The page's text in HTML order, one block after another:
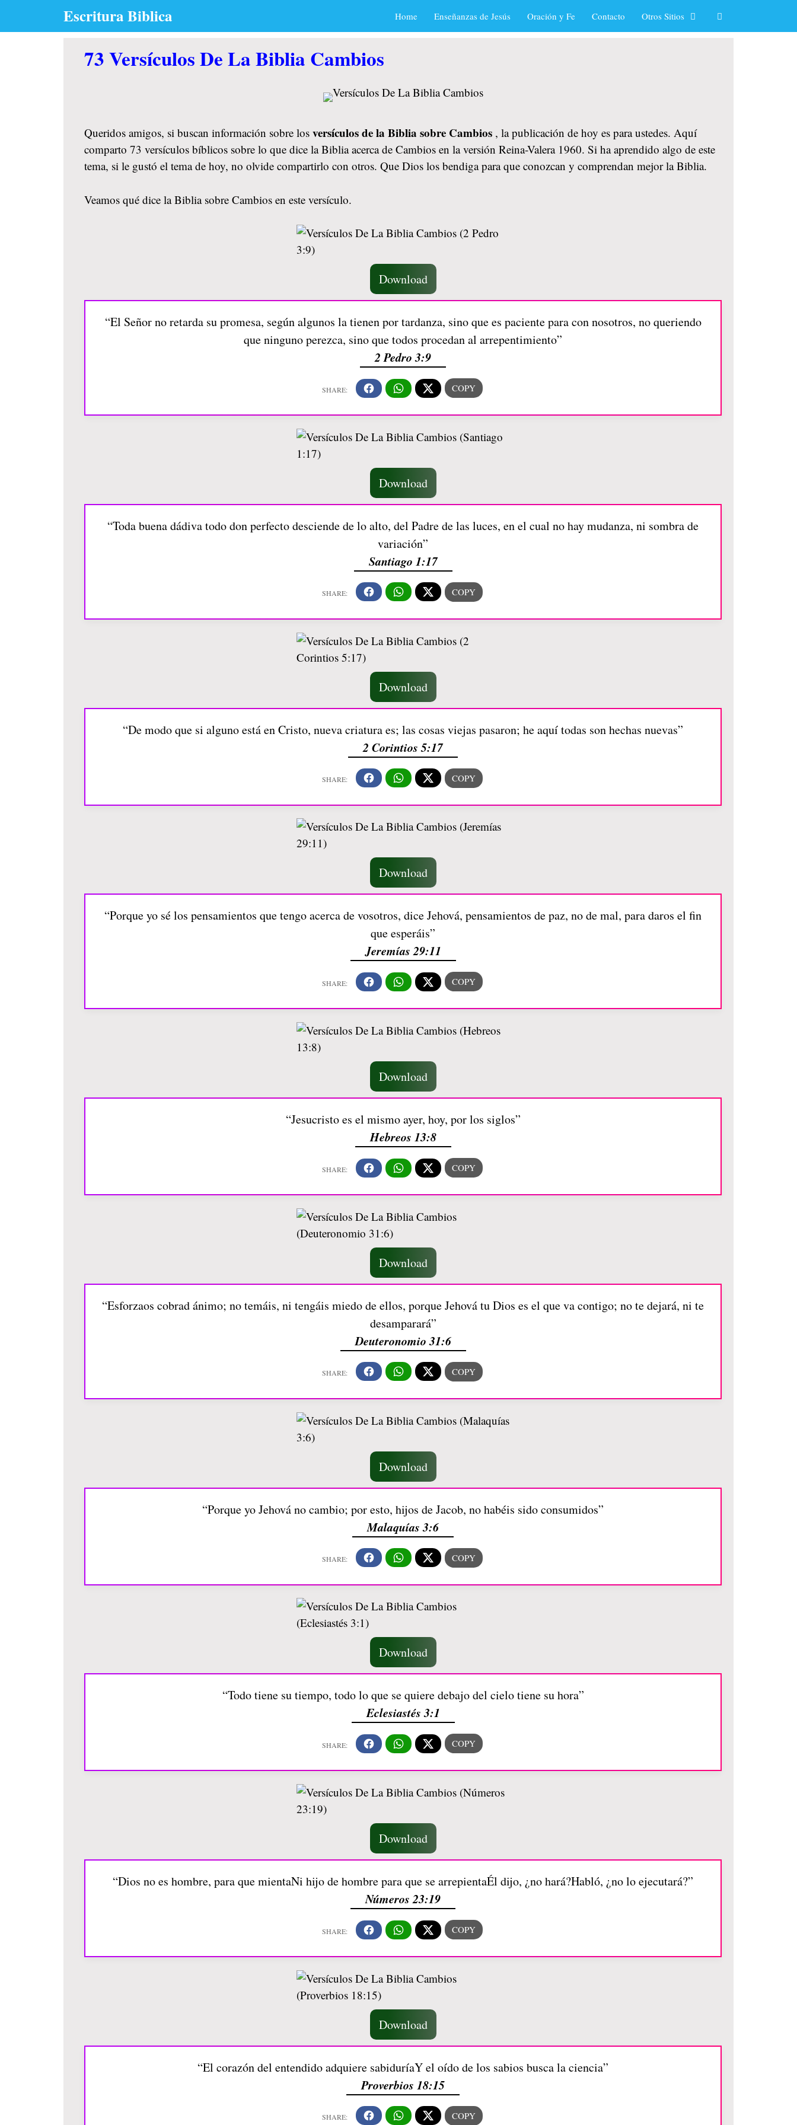
Escritura Biblica Home Enseñanzas de Jesús Oración y Fe Contacto Otros Sitios
73 Versículos De La Biblia Cambios
Queridos amigos, si buscan información sobre los versículos de la Biblia sobre Cambios , la publicación de hoy es para ustedes. Aquí
comparto 73 versículos bíblicos sobre lo que dice la Biblia acerca de Cambios en la versión Reina-Valera 1960. Si ha aprendido algo de este
tema, si le gustó el tema de hoy, no olvide compartirlo con otros. Que Dios los bendiga para que conozcan y comprendan mejor la Biblia.
Veamos qué dice la Biblia sobre Cambios en este versículo.
Download
“El Señor no retarda su promesa, según algunos la tienen por tardanza, sino que es paciente para con nosotros, no queriendo
que ninguno perezca, sino que todos procedan al arrepentimiento”
2 Pedro 3:9
Download
“Toda buena dádiva todo don perfecto desciende de lo alto, del Padre de las luces, en el cual no hay mudanza, ni sombra de
variación”
Santiago 1:17
Download
“De modo que si alguno está en Cristo, nueva criatura es; las cosas viejas pasaron; he aquí todas son hechas nuevas”
2 Corintios 5:17
Download
“Porque yo sé los pensamientos que tengo acerca de vosotros, dice Jehová, pensamientos de paz, no de mal, para daros el fin
que esperáis”
Jeremías 29:11
Download
“Jesucristo es el mismo ayer, hoy, por los siglos”
Hebreos 13:8
Download
“Esforzaos cobrad ánimo; no temáis, ni tengáis miedo de ellos, porque Jehová tu Dios es el que va contigo; no te dejará, ni te
desamparará”
Deuteronomio 31:6
Download
“Porque yo Jehová no cambio; por esto, hijos de Jacob, no habéis sido consumidos”
Malaquías 3:6
Download
“Todo tiene su tiempo, todo lo que se quiere debajo del cielo tiene su hora”
Eclesiastés 3:1
Download
“Dios no es hombre, para que mientaNi hijo de hombre para que se arrepientaÉl dijo, ¿no hará?Habló, ¿no lo ejecutará?”
Números 23:19
Download
“El corazón del entendido adquiere sabiduríaY el oído de los sabios busca la ciencia”
Proverbios 18:15